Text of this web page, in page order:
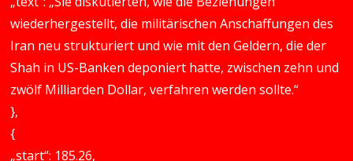
wiederhergestellt, die militärischen Anschaffungen des
Iran neu strukturiert und wie mit den Geldern, die der
Shah in US-Banken deponiert hatte, zwischen zehn und
zwölf Milliarden Dollar, verfahren werden sollte.“
},
{
„start“: 185.26,